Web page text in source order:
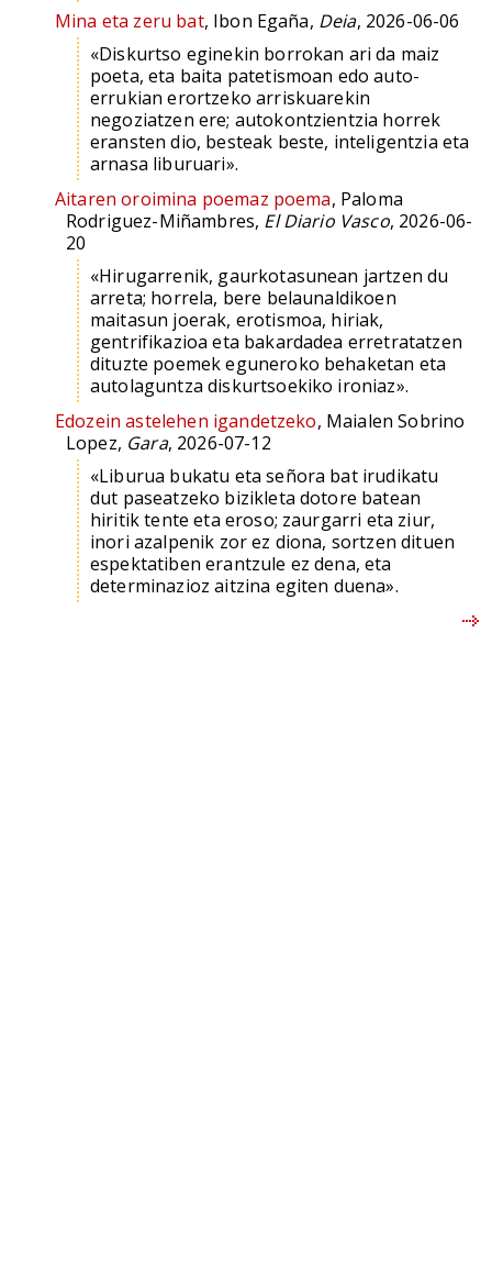
Mina eta zeru bat, Ibon Egaña, Deia, 2026-06-06
«Diskurtso eginekin borrokan ari da maiz
poeta, eta baita patetismoan edo auto-
errukian erortzeko arriskuarekin
negoziatzen ere; autokontzientzia horrek
eransten dio, besteak beste, inteligentzia eta
arnasa liburuari».
Aitaren oroimina poemaz poema, Paloma
Rodriguez-Miñambres, El Diario Vasco, 2026-06-
20
«Hirugarrenik, gaurkotasunean jartzen du
arreta; horrela, bere belaunaldikoen
maitasun joerak, erotismoa, hiriak,
gentrifikazioa eta bakardadea erretratatzen
dituzte poemek eguneroko behaketan eta
autolaguntza diskurtsoekiko ironiaz».
Edozein astelehen igandetzeko, Maialen Sobrino
Lopez, Gara, 2026-07-12
«Liburua bukatu eta señora bat irudikatu
dut paseatzeko bizikleta dotore batean
hiritik tente eta eroso; zaurgarri eta ziur,
inori azalpenik zor ez diona, sortzen dituen
espektatiben erantzule ez dena, eta
determinazioz aitzina egiten duena».